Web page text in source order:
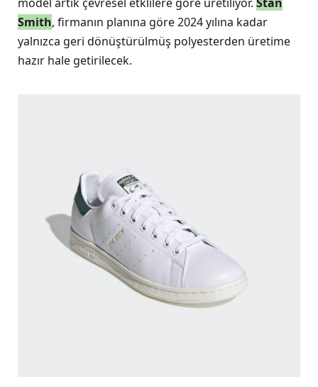
Smith, firmanın planına göre 2024 yılına kadar
yalnızca geri dönüştürülmüş polyesterden üretime
hazır hale getirilecek.